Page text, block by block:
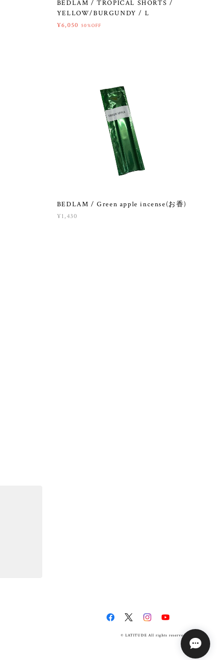
BEDLAM / TROPICAL SHORTS /
YELLOW/BURGUNDY / L
¥6,050 50%OFF
BEDLAM / Green apple incense(お香)
¥1,430
© LATITUDE All rights reserved.